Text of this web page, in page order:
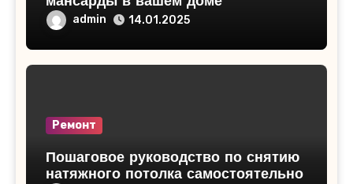
admin 14.01.2025
Ремонт
Пошаговое руководство по снятию
натяжного потолка самостоятельно